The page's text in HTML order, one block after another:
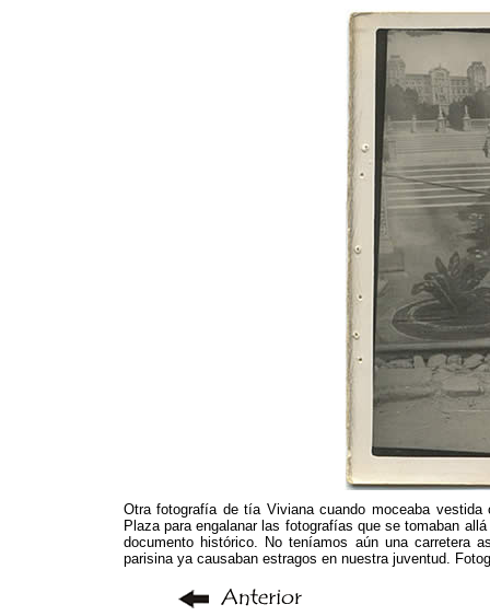
Otra fotografía de tía Viviana cuando moceaba
Plaza para engalanar las fotografías que se tomaban
documento histórico. No teníamos aún una carretera
parisina ya causaban estragos en nuestra juventud.